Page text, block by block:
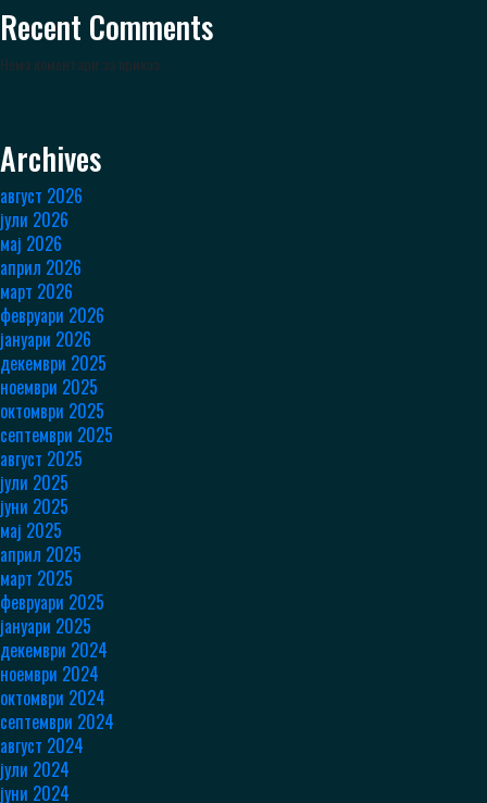
Recent Comments
Нема коментари за приказ.
Archives
август 2026
јули 2026
мај 2026
април 2026
март 2026
февруари 2026
јануари 2026
декември 2025
ноември 2025
октомври 2025
септември 2025
август 2025
јули 2025
јуни 2025
мај 2025
април 2025
март 2025
февруари 2025
јануари 2025
декември 2024
ноември 2024
октомври 2024
септември 2024
август 2024
јули 2024
јуни 2024